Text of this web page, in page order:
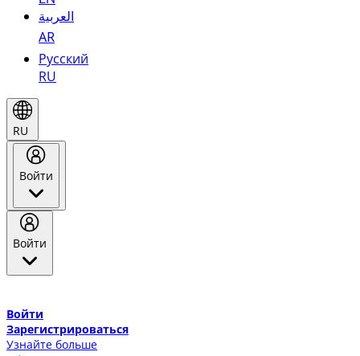
العربية
AR
Русский
RU
RU
Войти
Войти
Войти
Зарегистрироваться
Узнайте больше